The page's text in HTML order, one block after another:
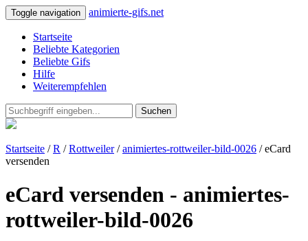
Toggle navigation animierte-gifs.net
Startseite
Beliebte Kategorien
Beliebte Gifs
Hilfe
Weiterempfehlen
Suchen
Startseite /R /Rottweiler/animiertes-rottweiler-bild-0026 / eCard
versenden
eCard versenden - animiertes-
rottweiler-bild-0026